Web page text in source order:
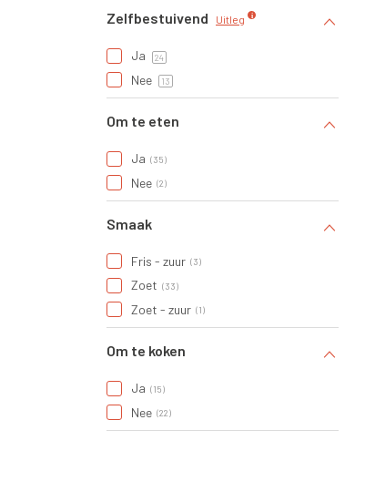
Zelfbestuivend Uitleg
Ja 24
Nee 13
Om te eten
Ja 35
Nee 2
Smaak
Fris - zuur 3
Zoet 33
Zoet - zuur 1
Om te koken
Ja 15
Nee 22